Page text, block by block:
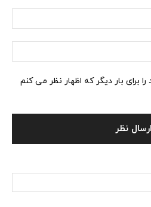
برای بار دیگر که اظهار نظر می کنم